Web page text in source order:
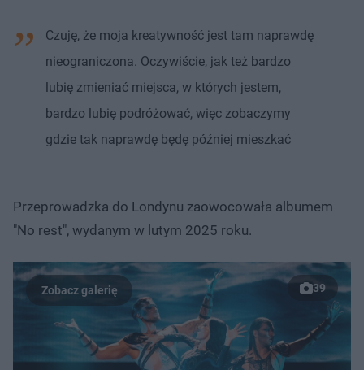
Czuję, że moja kreatywność jest tam naprawdę
nieograniczona. Oczywiście, jak też bardzo
lubię zmieniać miejsca, w których jestem,
bardzo lubię podróżować, więc zobaczymy
gdzie tak naprawdę będę później mieszkać
Przeprowadzka do Londynu zaowocowała albumem
"No rest", wydanym w lutym 2025 roku.
39